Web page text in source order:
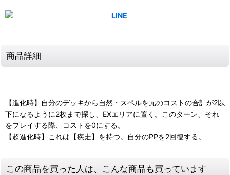
商品詳細
【進化時】自分のデッキから自然・スペルを元のコストの合計が2以
下になるように2枚まで探し、EXエリアに置く。このターン、それ
をプレイする際、コストを0にする。
【超進化時】これは【疾走】を持つ。自分のPPを2回復する。
この商品を買った人は、こんな商品も買っています